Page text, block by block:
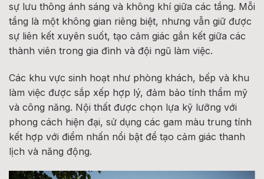
sự lưu thông ánh sáng và không khí giữa các tầng. Mỗi
tầng là một không gian riêng biệt, nhưng vẫn giữ được
sự liên kết xuyên suốt, tạo cảm giác gắn kết giữa các
thành viên trong gia đình và đội ngũ làm việc.
Các khu vực sinh hoạt như phòng khách, bếp và khu
làm việc được sắp xếp hợp lý, đảm bảo tính thẩm mỹ
và công năng. Nội thất được chọn lựa kỹ lưỡng với
phong cách hiện đại, sử dụng các gam màu trung tính
kết hợp với điểm nhấn nổi bật để tạo cảm giác thanh
lịch và năng động.